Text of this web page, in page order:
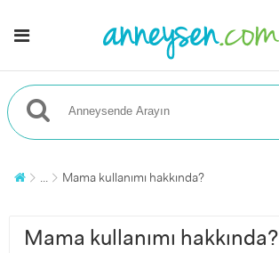
... Mama kullanımı hakkında?
Mama kullanımı hakkında?